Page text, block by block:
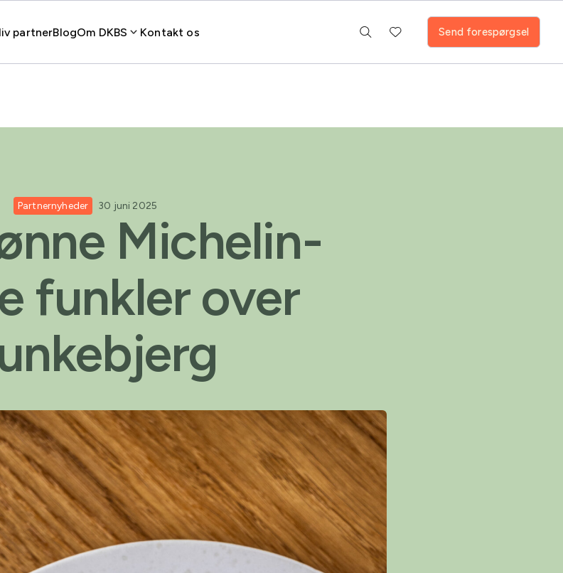
partnerBlogOm DKBS Kontakt os Send forespørgsel
Partnernyheder 30 juni 2025
Michelin-
funkler over